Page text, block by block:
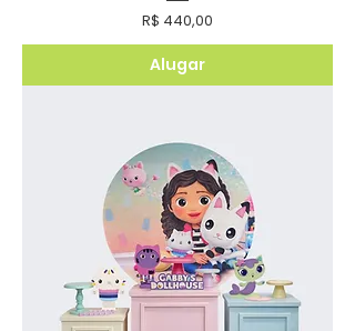
Preço
R$ 440,00
Alugar